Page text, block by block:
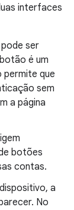
interfaces
ser
é um
permite que
sem
a página
botões
contas.
a
No